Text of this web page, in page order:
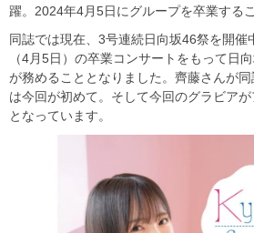
躍。2024年4月5日にグループを卒業する
同誌では現在、3号連続日向坂46祭を開催
（4月5日）の卒業コンサートをもって日
が務めることとなりました。齊藤さんが
は今回が初めて。そして今回のグラビア
となっています。